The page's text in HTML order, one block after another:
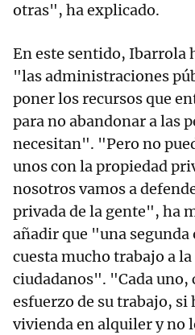
otras", ha explicado.
En este sentido, Ibarrola
"las administraciones
poner los recursos que
para no abandonar a las
necesitan". "Pero no
unos con la propiedad
nosotros vamos a
privada de la gente", ha
añadir que "una
cuesta mucho trabajo a
ciudadanos". "Cada uno,
esfuerzo de su trabajo,
vivienda en alquiler y no